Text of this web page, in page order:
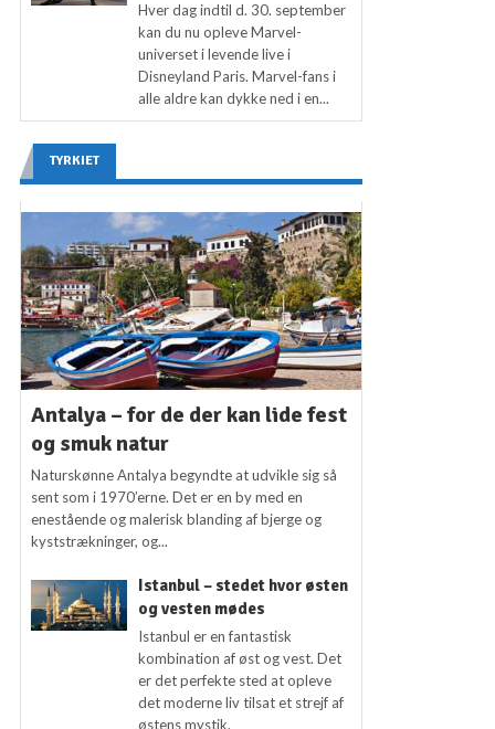
Hver dag indtil d. 30. september
kan du nu opleve Marvel-
universet i levende live i
Disneyland Paris. Marvel-fans i
alle aldre kan dykke ned i en...
TYRKIET
Antalya – for de der kan lide fest
og smuk natur
Naturskønne Antalya begyndte at udvikle sig så
sent som i 1970’erne. Det er en by med en
enestående og malerisk blanding af bjerge og
kyststrækninger, og...
Istanbul – stedet hvor østen
og vesten mødes
Istanbul er en fantastisk
kombination af øst og vest. Det
er det perfekte sted at opleve
det moderne liv tilsat et strejf af
østens mystik.